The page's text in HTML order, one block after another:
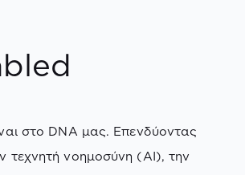
στο DNA μας. Επενδύοντας
τεχνητή νοημοσύνη (AI), την